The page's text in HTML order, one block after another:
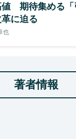
期待集める「
に迫る
也
著者情報